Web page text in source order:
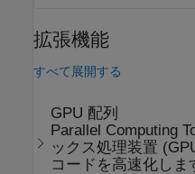
拡張機能
すべて展開する
GPU 配列
Parallel Computing
ックス処理装置
コードを高速化しま